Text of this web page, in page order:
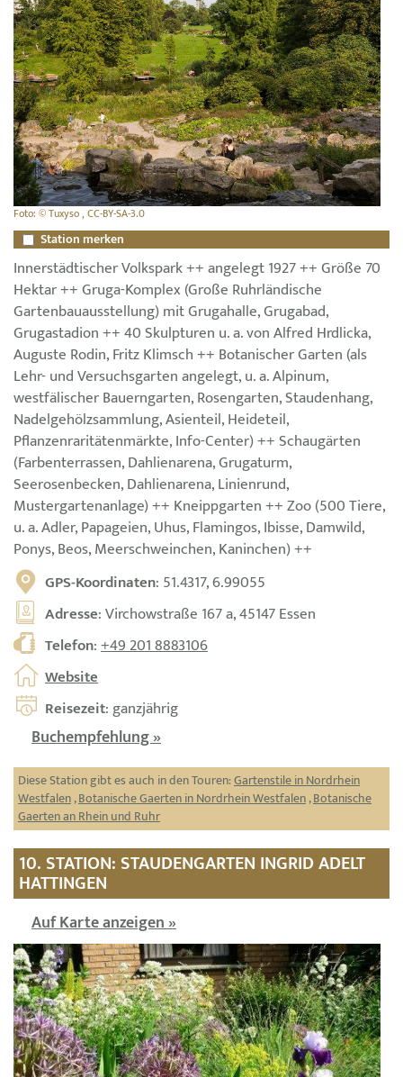
Foto: © Tuxyso , CC-BY-SA-3.0
Station merken
Innerstädtischer Volkspark ++ angelegt 1927 ++ Größe 70
Hektar ++ Gruga-Komplex (Große Ruhrländische
Gartenbauausstellung) mit Grugahalle, Grugabad,
Grugastadion ++ 40 Skulpturen u. a. von Alfred Hrdlicka,
Auguste Rodin, Fritz Klimsch ++ Botanischer Garten (als
Lehr- und Versuchsgarten angelegt, u. a. Alpinum,
westfälischer Bauerngarten, Rosengarten, Staudenhang,
Nadelgehölzsammlung, Asienteil, Heideteil,
Pflanzenraritätenmärkte, Info-Center) ++ Schaugärten
(Farbenterrassen, Dahlienarena, Grugaturm,
Seerosenbecken, Dahlienarena, Linienrund,
Mustergartenanlage) ++ Kneippgarten ++ Zoo (500 Tiere,
u. a. Adler, Papageien, Uhus, Flamingos, Ibisse, Damwild,
Ponys, Beos, Meerschweinchen, Kaninchen) ++
GPS-Koordinaten: 51.4317, 6.99055
Adresse: Virchowstraße 167 a, 45147 Essen
Telefon:+49 201 8883106
Website
Reisezeit: ganzjährig
Buchempfehlung »
Diese Station gibt es auch in den Touren:Gartenstile in Nordrhein
Westfalen,Botanische Gaerten in Nordrhein Westfalen,Botanische
Gaerten an Rhein und Ruhr
10. STATION: STAUDENGARTEN INGRID ADELT
HATTINGEN
Auf Karte anzeigen »